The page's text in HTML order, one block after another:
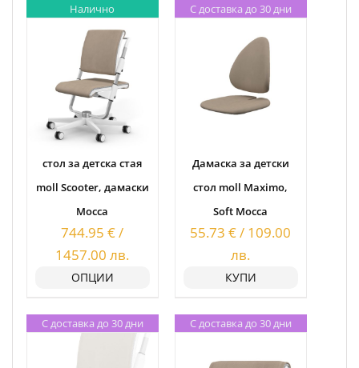
Налично
стол за детска стая
moll Scooter, дамаски
Mocca
744.95€/
1457.00лв.
ОПЦИИ
С доставка до 30 дни
Дамаскa за детски
стол moll Maximo,
Soft Mocca
55.73€/ 109.00
лв.
КУПИ
С доставка до 30 дни С доставка до 30 дни